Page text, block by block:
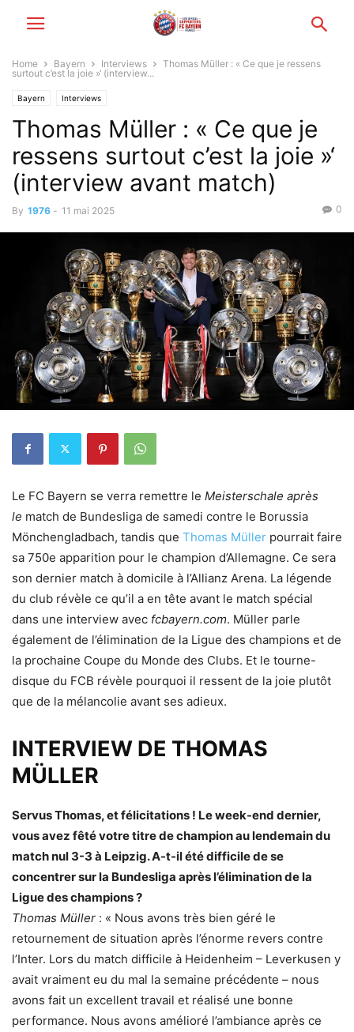
Home Bayern Interviews
Thomas Müller : « Ce que je ressens
surtout c’est la joie »‘ (interview...
Bayern Interviews
Thomas Müller : « Ce que je
ressens surtout c’est la joie »‘
(interview avant match)
By 1976 - 11 mai 2025 0
Le FC Bayern se verra remettre le Meisterschale après
le match de Bundesliga de samedi contre le Borussia
Mönchengladbach, tandis que Thomas Müller pourrait faire
sa 750e apparition pour le champion d’Allemagne. Ce sera
son dernier match à domicile à l’Allianz Arena. La légende
du club révèle ce qu’il a en tête avant le match spécial
dans une interview avec fcbayern.com. Müller parle
également de l’élimination de la Ligue des champions et de
la prochaine Coupe du Monde des Clubs. Et le tourne-
disque du FCB révèle pourquoi il ressent de la joie plutôt
que de la mélancolie avant ses adieux.
INTERVIEW DE THOMAS
MÜLLER
Servus Thomas, et félicitations ! Le week-end dernier,
vous avez fêté votre titre de champion au lendemain du
match nul 3-3 à Leipzig. A-t-il été difficile de se
concentrer sur la Bundesliga après l’élimination de la
Ligue des champions ?
Thomas Müller : « Nous avons très bien géré le
retournement de situation après l’énorme revers contre
l’Inter. Lors du match difficile à Heidenheim – Leverkusen y
avait vraiment eu du mal la semaine précédente – nous
avons fait un excellent travail et réalisé une bonne
performance. Nous avons amélioré l’ambiance après ce